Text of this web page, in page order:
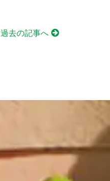
過去の記事へ